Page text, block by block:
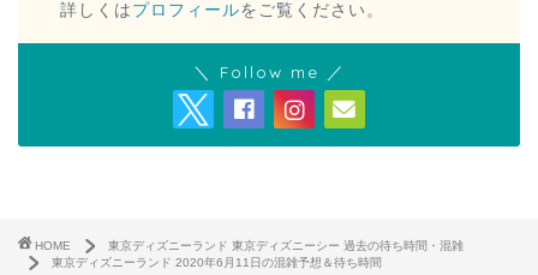
詳しくは プロフィールをご覧ください。
＼ Follow me ／
HOME
東京ディズニーランド 東京ディズニーシー 過去の待ち時間・混雑
東京ディズニーランド 2020年6月11日の混雑予想＆待ち時間